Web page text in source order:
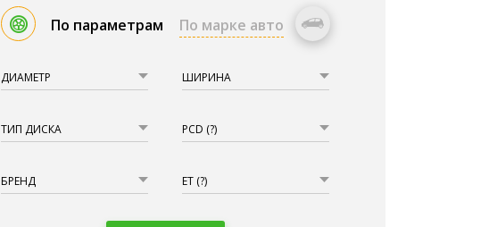
По параметрам По марке авто
ДИАМЕТР ШИРИНА
ТИП ДИСКА PCD (?)
БРЕНД ET (?)